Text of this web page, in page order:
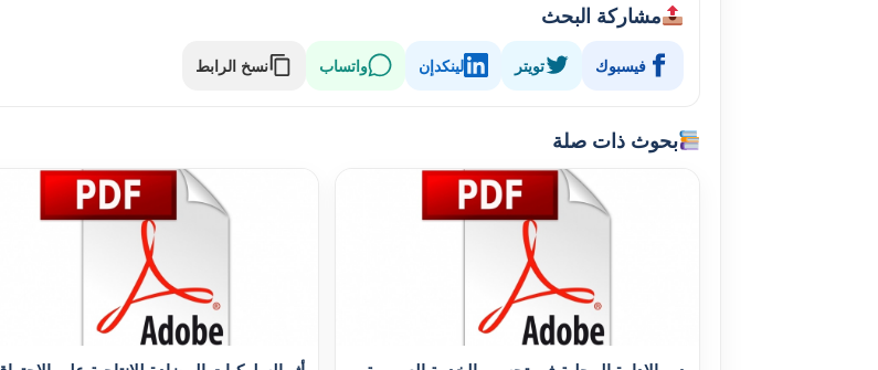
مشاركة البحث
فيسبوك تويتر لينكدإن واتساب نسخ الرابط
بحوث ذات صلة